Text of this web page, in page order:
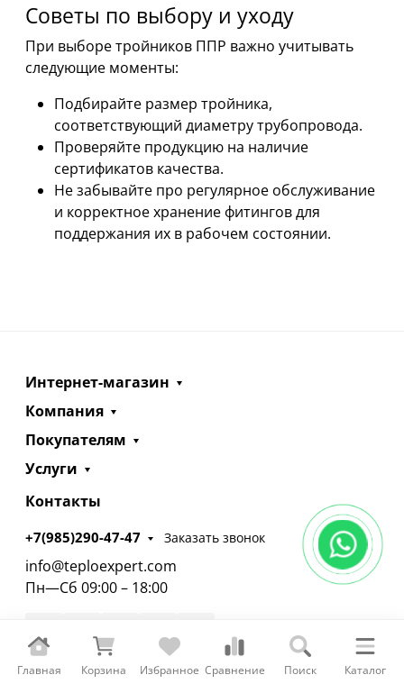
Главная Корзина Избранное Сравнение Поиск Каталог
Советы по выбору и уходу
При выборе тройников ППР важно учитывать
следующие моменты:
Подбирайте размер тройника,
соответствующий диаметру трубопровода.
Проверяйте продукцию на наличие
сертификатов качества.
Не забывайте про регулярное обслуживание
и корректное хранение фитингов для
поддержания их в рабочем состоянии.
Интернет-магазин
Компания
Покупателям
Услуги
Контакты
+7(985)290-47-47 Заказать звонок
info@teploexpert.com
Пн—Сб 09:00 – 18:00